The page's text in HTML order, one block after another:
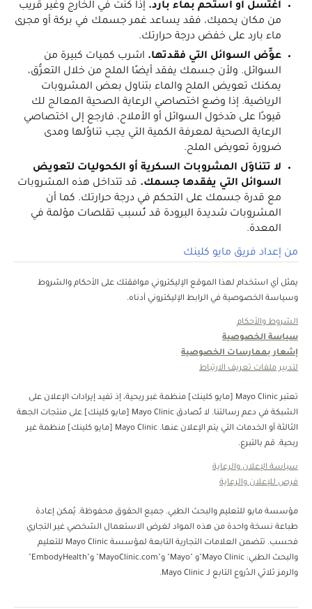
اغتسل أو استحم بماء بارد. إذا كنت في الخارج وغير قريب
من مكان يحميك، فقد يساعد غمر جسمك في بركة أو مجرى
ماء بارد على خفض درجة حرارتك.
عوِّض السوائل التي فقدتها. اشرب كميات كبيرة من
السوائل. ولأن جسمك يفقد أيضًا الملح من خلال التعرُّق،
يمكنك تعويض الملح والماء بتناول بعض المشروبات
الرياضية. إذا وضع اختصاصي الرعاية الصحية المعالج لك
قيودًا على مَدخول السوائل أو الأملاح، فارجع إلى اختصاصي
الرعاية الصحية لمعرفة الكمية التي يجب تناوُلها ومدى
ضرورة تعويض الملح.
لا تتناوَل المشروبات السكرية أو الكحوليات لتعويض
السوائل التي يفقدها جسمك. قد تتداخل هذه المشروبات
مع قدرة جسمك على التحكم في درجة حرارتك. كما أن
المشروبات شديدة البرودة قد تُسبب تقلصات مؤلمة في
المعدة.
من إعداد فريق مايو كلينك
يمثل أي استخدام لهذا الموقع الإليكتروني موافقتك على الأحكام والشروط
وسياسة الخصوصية في الرابط الإليكتروني أدناه.
الشروط والأحكام
سياسة الخصوصية
إشعار بممارسات الخصوصية
لتدبير ملفات تعريف الارتباط
تعتبر Mayo Clinic [مايو كلينك] منظمة غبر ربحية، إذ تفيد إيرادات الإعلان على
الشبكة في دعم رسالتنا. لا تُصادق Mayo Clinic [مايو كلينك] على منتجات الجهة
الثالثة أو الخدمات التي يتم الإعلان عنها. Mayo Clinic [مايو كلينك] منظمة غير
ربحية. قم بالتبرع.
سياسة الإعلان والرعاية
فرص للإعلان والرعاية
مؤسسة مايو للتعليم والبحث الطبي. جميع الحقوق محفوظة. يُمكن إعادة
طباعة نسخة واحدة من هذه المواد لغرض الاستعمال الشخصي غير التجاري
فحسب. تتضمن العلامات التجارية التابعة لمؤسسة Mayo Clinic للتعليم
والبحث الطبي: Mayo Clinic"و "Mayo" و"MayoClinic.com" و"EmbodyHealth"
والرمز ثلاثي الدُروع التابع لـ Mayo Clinic.